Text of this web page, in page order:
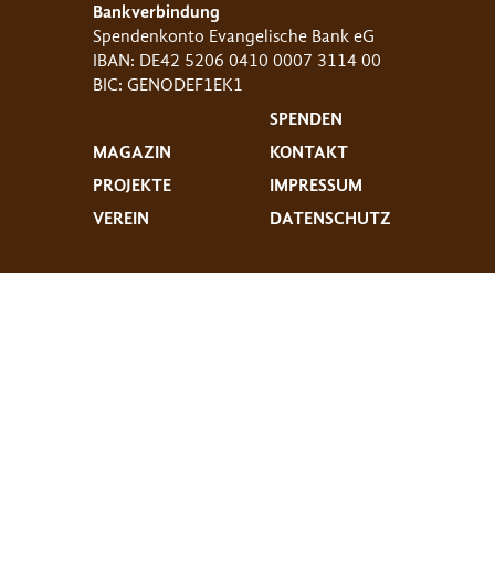
Bankverbindung
Spendenkonto Evangelische Bank eG
IBAN: DE42 5206 0410 0007 3114 00
BIC: GENODEF1EK1
MAGAZIN
PROJEKTE
VEREIN
SPENDEN
KONTAKT
IMPRESSUM
DATENSCHUTZ